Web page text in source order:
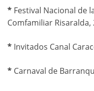
* Festival Nacional de
Comfamiliar Risaralda,
* Invitados Canal
* Carnaval de